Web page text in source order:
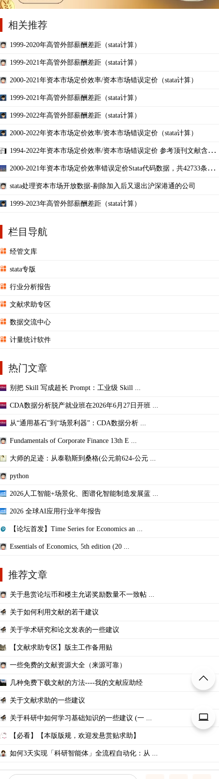
相关推荐
1999-2020年高管外部薪酬差距（stata计算）
1999-2021年高管外部薪酬差距（stata计算）
2000-2021年资本市场定价效率/资本市场错误定价（stata计算）
1999-2021年高管外部薪酬差距（stata计算）
1999-2022年高管外部薪酬差距（stata计算）
2000-2022年资本市场定价效率/资本市场错误定价（stata计算）
1994-2022年资本市场定价效率/资本市场错误定价 参考顶刊文献含详
2000-2021年资本市场定价效率错误定价Stata代码数据，共42733条样
stata处理资本市场开放数据-剔除加入后又退出沪深港通的公司
1999-2023年高管外部薪酬差距（stata计算）
栏目导航
经管文库
stata专版
行业分析报告
文献求助专区
数据交流中心
计量统计软件
热门文章
别把 Skill 写成超长 Prompt：工业级 Skill ...
CDA数据分析脱产就业班在2026年6月27日开班 ...
从“通用基石”到“场景利器”：CDA数据分析 ...
Fundamentals of Corporate Finance 13th E ...
大师的足迹：从泰勒斯到桑格(公元前624-公元 ...
python
2026人工智能+场景化、图谱化智能制造发展蓝 ...
2026 全球AI应用行业半年报告
【论坛首发】Time Series for Economics an ...
Essentials of Economics, 5th edition (20 ...
推荐文章
关于悬赏论坛币和楼主允诺奖励数量不一致帖 ...
关于如何利用文献的若干建议
关于学术研究和论文发表的一些建议
【文献求助专区】版主工作备用贴
一些免费的文献资源大全（来源可靠）
几种免费下载文献的方法----我的文献应助经
关于文献求助的一些建议
关于科研中如何学习基础知识的一些建议 (一 ...
【必看】【本版版规，欢迎发悬赏贴求助】
如何3天实现「科研智能体」全流程自动化：从 ...